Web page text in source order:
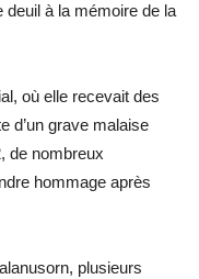
deuil à la mémoire de la
où elle recevait des
d’un grave malaise
de nombreux
hommage après
plusieurs